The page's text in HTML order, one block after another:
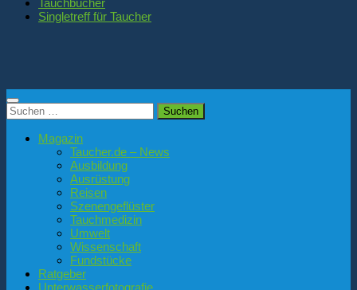
Tauchbücher
Singletreff für Taucher
Suchen
nach:
Magazin
Taucher.de – News
Ausbildung
Ausrüstung
Reisen
Szenengeflüster
Tauchmedizin
Umwelt
Wissenschaft
Fundstücke
Ratgeber